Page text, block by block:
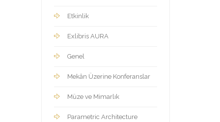
Etkinlik
Exlibris AURA
Genel
Mekân Üzerine Konferanslar
Müze ve Mimarlık
Parametric Architecture